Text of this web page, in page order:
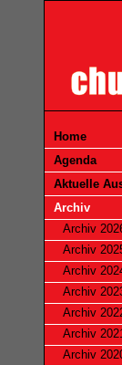
Home
Agenda
Aktuelle
Archiv
Archiv
Archiv
Archiv
Archiv
Archiv
Archiv
Archiv